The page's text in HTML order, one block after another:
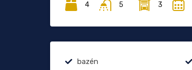
4 5 3
bazén